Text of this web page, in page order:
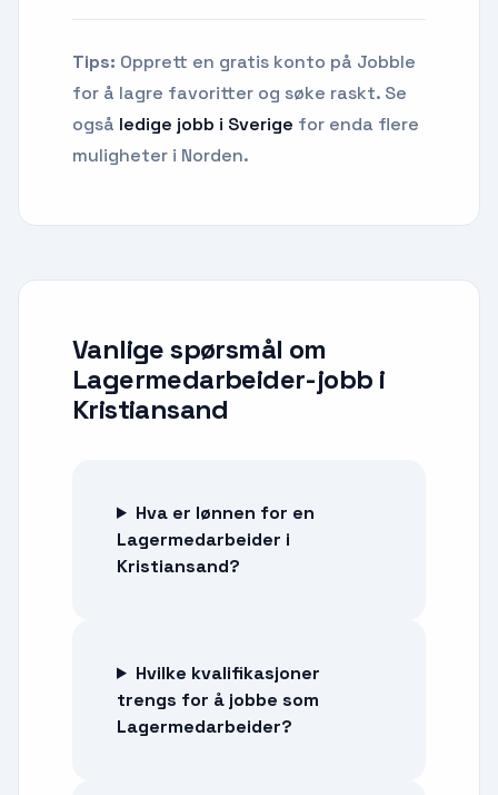
Tips: Opprett en gratis konto på Jobble
for å lagre favoritter og søke raskt. Se
også ledige jobb i Sverige for enda flere
muligheter i Norden.
Vanlige spørsmål om
Lagermedarbeider-jobb i
Kristiansand
Hva er lønnen for en
Lagermedarbeider i
Kristiansand?
Hvilke kvalifikasjoner
trengs for å jobbe som
Lagermedarbeider?